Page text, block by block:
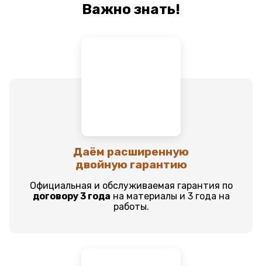
Важно знать!
Даём расширенную
двойную гарантию
Официальная и обслуживаемая гарантия по
договору 3 года на материалы и 3 года на
работы.